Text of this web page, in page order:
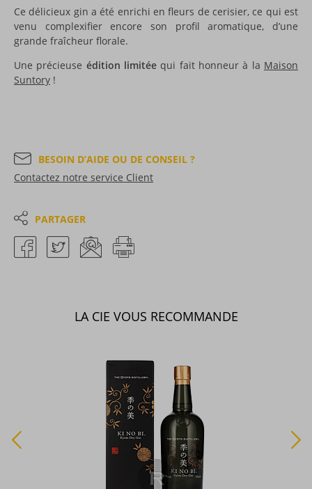
Ce délicieux gin a été enrichi en fleurs de cerisier, ce qui est
venu complexifier encore son profil aromatique, d’une
grande fraîcheur florale.
Une précieuse édition limitée qui fait honneur à la Maison
Suntory !
BESOIN D’AIDE OU DE CONSEIL ?
Contactez notre service Client
PARTAGER
LA CIE VOUS RECOMMANDE